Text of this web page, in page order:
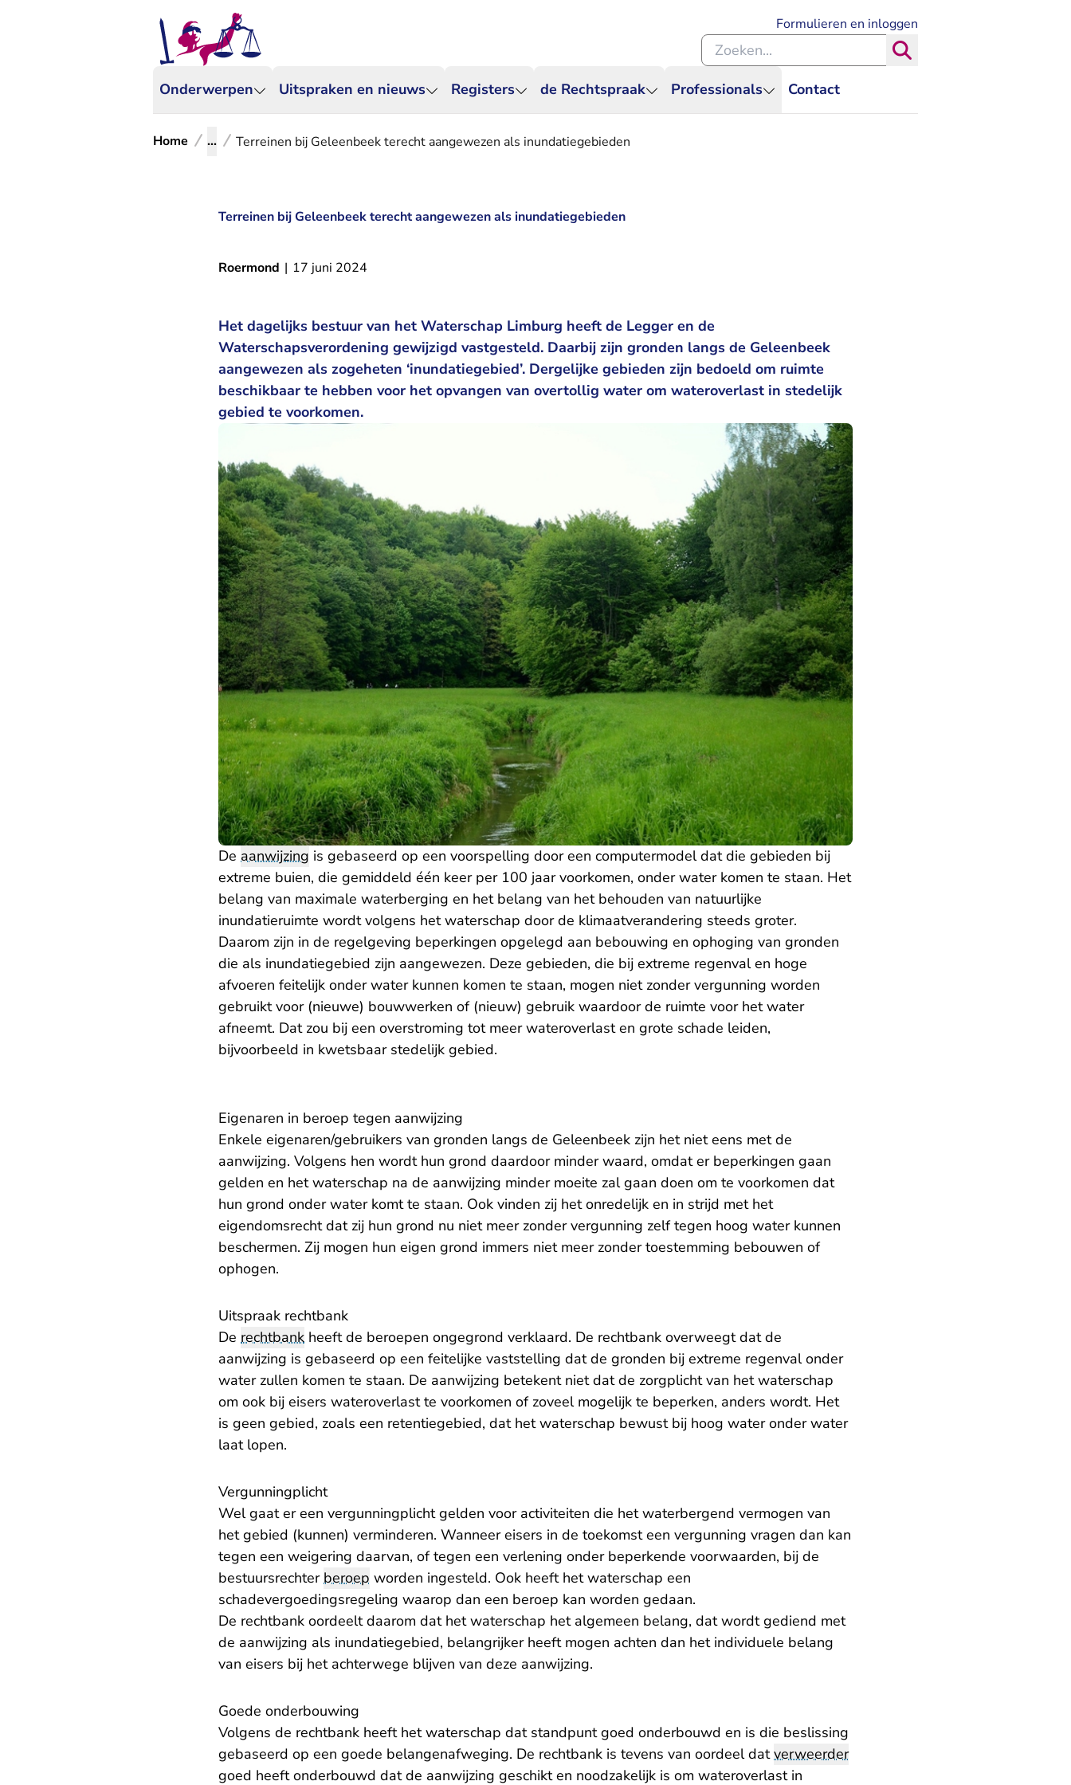
Onderwerpen Uitspraken en nieuws Registers de Rechtspraak Professionals Contact
Formulieren en inloggen
Zoeken binnen de Rechtspraak
Home ... Terreinen bij Geleenbeek terecht aangewezen als inundatiegebieden
Terreinen bij Geleenbeek terecht aangewezen als inundatiegebieden
Roermond | 17 juni 2024
Het dagelijks bestuur van het Waterschap Limburg heeft de Legger en de
Waterschapsverordening gewijzigd vastgesteld. Daarbij zijn gronden langs de Geleenbeek
aangewezen als zogeheten ‘inundatiegebied’. Dergelijke gebieden zijn bedoeld om ruimte
beschikbaar te hebben voor het opvangen van overtollig water om wateroverlast in stedelijk
gebied te voorkomen.
De aanwijzing is gebaseerd op een voorspelling door een computermodel dat die gebieden bij
extreme buien, die gemiddeld één keer per 100 jaar voorkomen, onder water komen te staan. Het
belang van maximale waterberging en het belang van het behouden van natuurlijke
inundatieruimte wordt volgens het waterschap door de klimaatverandering steeds groter.
Daarom zijn in de regelgeving beperkingen opgelegd aan bebouwing en ophoging van gronden
die als inundatiegebied zijn aangewezen. Deze gebieden, die bij extreme regenval en hoge
afvoeren feitelijk onder water kunnen komen te staan, mogen niet zonder vergunning worden
gebruikt voor (nieuwe) bouwwerken of (nieuw) gebruik waardoor de ruimte voor het water
afneemt. Dat zou bij een overstroming tot meer wateroverlast en grote schade leiden,
bijvoorbeeld in kwetsbaar stedelijk gebied.
Eigenaren in beroep tegen aanwijzing
Enkele eigenaren/gebruikers van gronden langs de Geleenbeek zijn het niet eens met de
aanwijzing. Volgens hen wordt hun grond daardoor minder waard, omdat er beperkingen gaan
gelden en het waterschap na de aanwijzing minder moeite zal gaan doen om te voorkomen dat
hun grond onder water komt te staan. Ook vinden zij het onredelijk en in strijd met het
eigendomsrecht dat zij hun grond nu niet meer zonder vergunning zelf tegen hoog water kunnen
beschermen. Zij mogen hun eigen grond immers niet meer zonder toestemming bebouwen of
ophogen.
Uitspraak rechtbank
De rechtbank heeft de beroepen ongegrond verklaard. De rechtbank overweegt dat de
aanwijzing is gebaseerd op een feitelijke vaststelling dat de gronden bij extreme regenval onder
water zullen komen te staan. De aanwijzing betekent niet dat de zorgplicht van het waterschap
om ook bij eisers wateroverlast te voorkomen of zoveel mogelijk te beperken, anders wordt. Het
is geen gebied, zoals een retentiegebied, dat het waterschap bewust bij hoog water onder water
laat lopen.
Vergunningplicht
Wel gaat er een vergunningplicht gelden voor activiteiten die het waterbergend vermogen van
het gebied (kunnen) verminderen. Wanneer eisers in de toekomst een vergunning vragen dan kan
tegen een weigering daarvan, of tegen een verlening onder beperkende voorwaarden, bij de
bestuursrechterberoep worden ingesteld. Ook heeft het waterschap een
schadevergoedingsregeling waarop dan een beroep kan worden gedaan.
De rechtbank oordeelt daarom dat het waterschap het algemeen belang, dat wordt gediend met
de aanwijzing als inundatiegebied, belangrijker heeft mogen achten dan het individuele belang
van eisers bij het achterwege blijven van deze aanwijzing.
Goede onderbouwing
Volgens de rechtbank heeft het waterschap dat standpunt goed onderbouwd en is die beslissing
gebaseerd op een goede belangenafweging. De rechtbank is tevens van oordeel datverweerder
goed heeft onderbouwd dat de aanwijzing geschikt en noodzakelijk is om wateroverlast in